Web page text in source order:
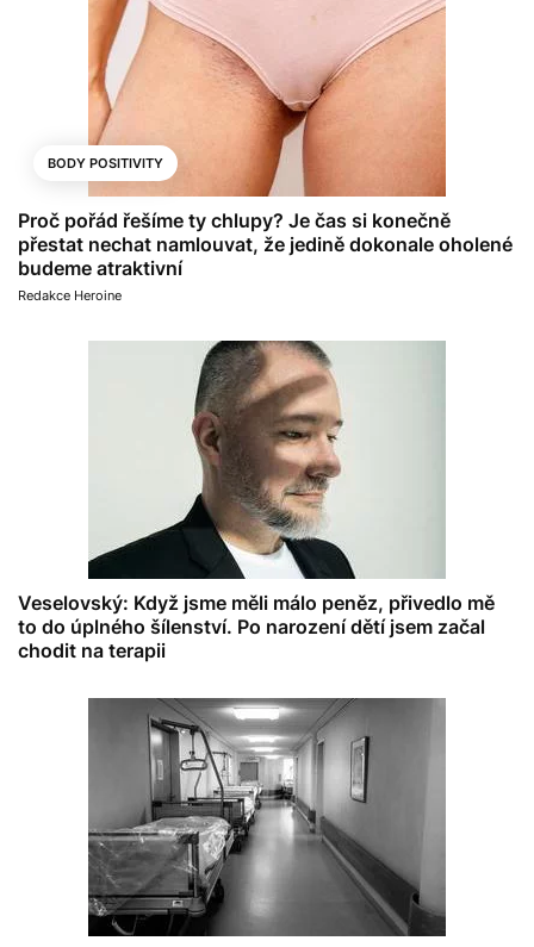
BODY POSITIVITY
Proč pořád řešíme ty chlupy? Je čas si konečně
přestat nechat namlouvat, že jedině dokonale oholené
budeme atraktivní
Redakce Heroine
Veselovský: Když jsme měli málo peněz, přivedlo mě
to do úplného šílenství. Po narození dětí jsem začal
chodit na terapii